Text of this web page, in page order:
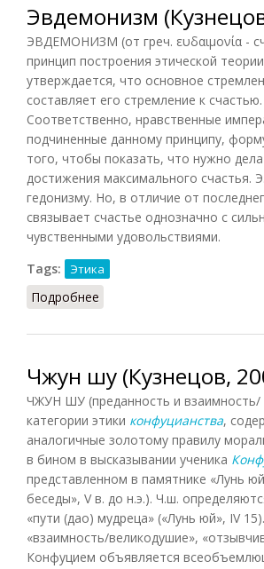
Эвдемонизм
ЭВДЕМОНИЗМ (от греч. ευδαιμονία -
принцип построения этической
утверждается, что основное
составляет его стремление к счастью.
Соответственно, нравственные
подчиненные данному принципу,
того, чтобы показать, что нужно
достижения максимального счастья.
гедонизму. Но, в отличие от
связывает счастье однозначно с
чувственными удовольствиями.
Tags:
Этика
Подробнее
Чжун шу (Кузнецов,
ЧЖУН ШУ (преданность и
категории этики конфуцианства,
аналогичные золотому правилу
в бином в высказывании ученика
представленном в памятнике «Лунь
беседы», V в. до н.э.). Ч.ш.
«пути (дао) мудреца» («Лунь юй», IV
«взаимность/великодушие»,
Конфуцием объявляется